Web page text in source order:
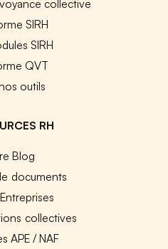
collective
SIRH
SIRH
QVT
outils
RH
Blog
documents
collectives
APE / NAF